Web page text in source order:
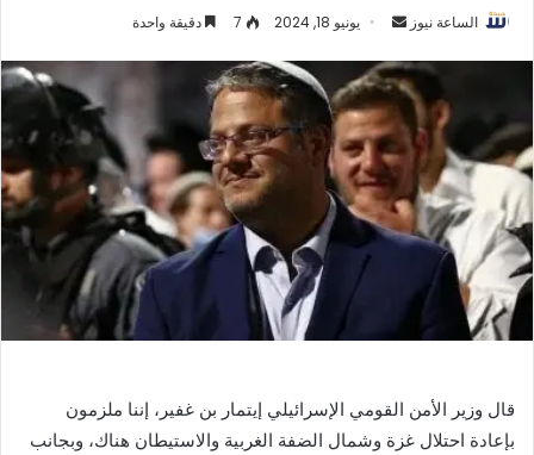
الساعة نيوز
أرسل
إلكترونيا
يونيو 18, 2024 7 دقيقة واحدة
قال وزير الأمن القومي الإسرائيلي إيتمار بن غفير، إننا ملزمون
بإعادة احتلال غزة وشمال الضفة الغربية والاستيطان هناك، وبجانب